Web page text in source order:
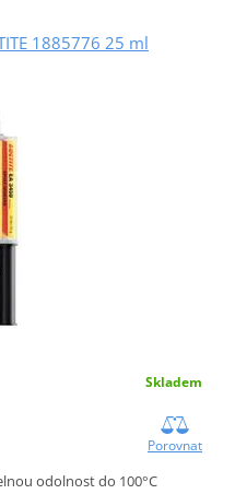
1885776 25 ml
Skladem
Porovnat
odolnost do 100°C